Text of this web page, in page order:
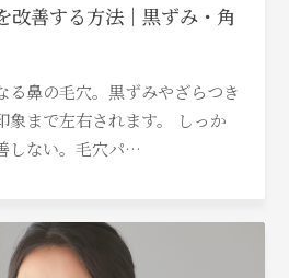
改善する方法｜黒ずみ・角
る鼻の毛穴。黒ずみやざらつき
象まで左右されます。 しっか
しない。毛穴パ…